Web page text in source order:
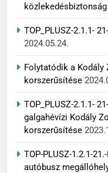
TOP_PLUSZ-2.1.1-
2024.05.24.
Folytatódik a Kodály
korszerűsítése
TOP_PLUSZ-2.1.1-
galgahévízi Kodály
korszerűsítése
TOP-PLUSZ-1.2.1-
autóbusz